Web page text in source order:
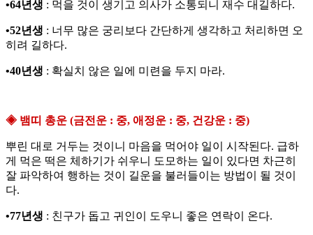
•64년생 : 먹을 것이 생기고 의사가 소통되니 재수 대길하다.
•52년생 : 너무 많은 궁리보다 간단하게 생각하고 처리하면 오
히려 길하다.
•40년생 : 확실치 않은 일에 미련을 두지 마라.
◈ 뱀띠 총운 (금전운 : 중, 애정운 : 중, 건강운 : 중)
뿌린 대로 거두는 것이니 마음을 먹어야 일이 시작된다. 급하
게 먹은 떡은 체하기가 쉬우니 도모하는 일이 있다면 차근히
잘 파악하여 행하는 것이 길운을 불러들이는 방법이 될 것이
다.
•77년생 : 친구가 돕고 귀인이 도우니 좋은 연락이 온다.